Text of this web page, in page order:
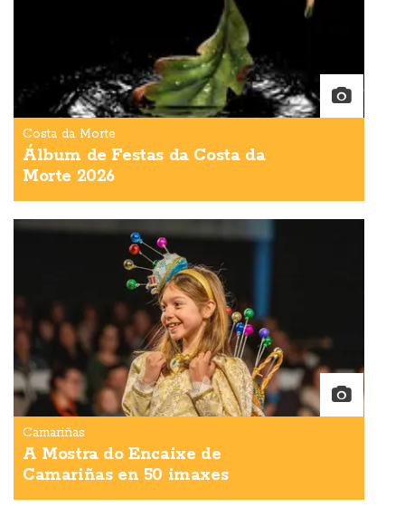
Costa da Morte
Álbum de Festas da Costa da
Morte 2026
Camariñas
A Mostra do Encaixe de
Camariñas en 50 imaxes